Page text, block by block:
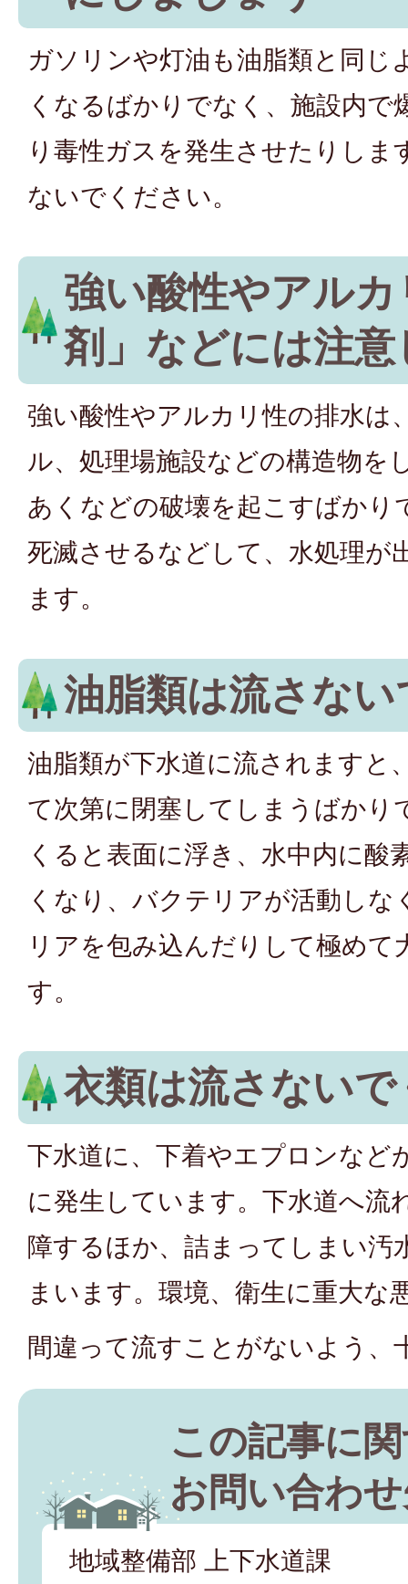
ガソリンや灯油も油脂類と同じ
くなるばかりでなく、施設内で
り毒性ガスを発生させたりしま
ないでください。
強い酸性やアル
剤」などには注
強い酸性やアルカリ性の排水は
ル、処理場施設などの構造物を
あくなどの破壊を起こすばかり
死滅させるなどして、水処理が
ます。
油脂類は流さな
油脂類が下水道に流されますと
て次第に閉塞してしまうばかり
くると表面に浮き、水中内に酸
くなり、バクテリアが活動しな
リアを包み込んだりして極めて
す。
衣類は流さない
下水道に、下着やエプロンなど
に発生しています。下水道へ流
障するほか、詰まってしまい汚
まいます。環境、衛生に重大な
間違って流すことがないよう、
この記事に
お問い合わ
地域整備部 上下水道課